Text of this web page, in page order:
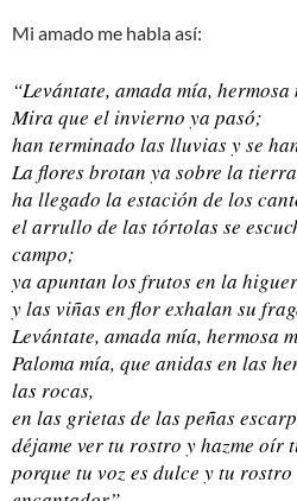
Mi amado me habla así:
“Levántate, amada mía, hermosa
Mira que el invierno ya pasó;
han terminado las lluvias y se
La flores brotan ya sobre la
ha llegado la estación de los
el arrullo de las tórtolas se
campo;
ya apuntan los frutos en la
y las viñas en flor exhalan su
Levántate, amada mía, hermosa
Paloma mía, que anidas en las
las rocas,
en las grietas de las peñas
déjame ver tu rostro y hazme oír
porque tu voz es dulce y tu rostro